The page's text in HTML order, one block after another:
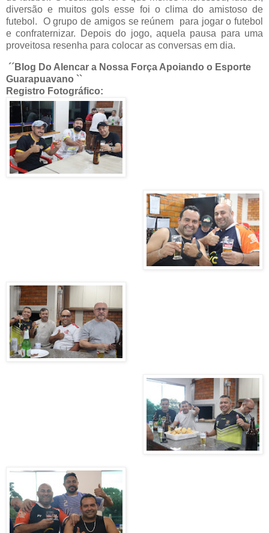
diversão e muitos gols esse foi o clima do amistoso de
futebol. O grupo de amigos se reúnem para jogar o futebol
e confraternizar. Depois do jogo, aquela pausa para uma
proveitosa resenha para colocar as conversas em dia.
´´Blog Do Alencar a Nossa Força Apoiando o Esporte
Guarapuavano ``
Registro Fotográfico: